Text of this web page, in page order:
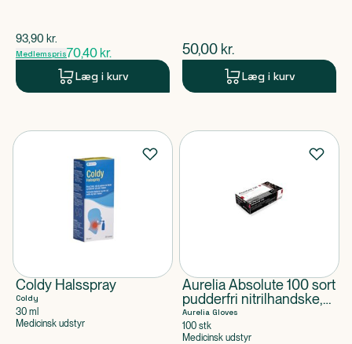
$gammel pris
93,90 kr.
Medlemspris70,40 kr.
Læg i kurv
$nuværende pris
50,00 kr.
Læg i kurv
Coldy Halsspray
Coldy
30 ml
Medicinsk udstyr
Aurelia Absolute 100 sort
pudderfri nitrilhandske,
3,2 mil (100 stk)
Aurelia Gloves
100 stk
Medicinsk udstyr